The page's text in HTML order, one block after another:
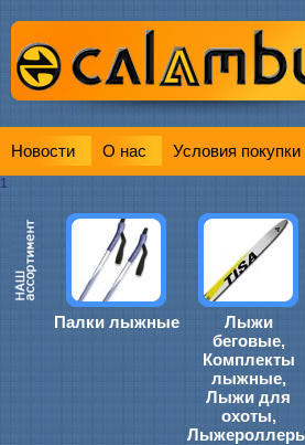
Новости О нас Условия покупки
1
Палки лыжные
Лыжи
беговые,
Комплекты
лыжные,
Лыжи для
охоты,